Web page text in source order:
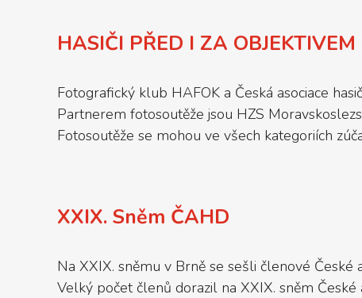
HASIČI PŘED I ZA
Fotografický klub HAFOK a Česká asociace
Partnerem fotosoutěže jsou HZS
Fotosoutěže se mohou ve všech kategoriích
XXIX. Sněm ČAHD
Na XXIX. sněmu v Brně se sešli členové České
Velký počet členů dorazil na XXIX. sněm